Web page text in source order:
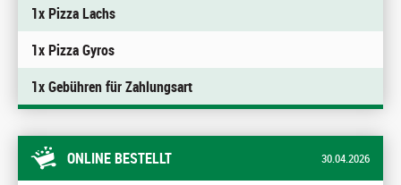
1x Pizza Lachs
1x Pizza Gyros
1x Gebühren für Zahlungsart
ONLINE BESTELLT 30.04.2026